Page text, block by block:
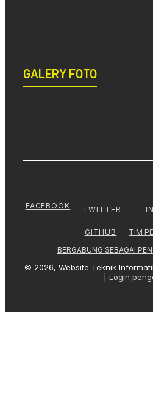
GALERY FOTO
FACEBOOK TWITTER
GITHUB
TIM
BERGABUNG SEBAGAI
© 2026, Website Teknik
Login